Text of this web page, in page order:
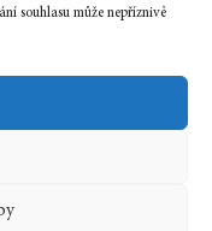
souhlasu může nepříznivě